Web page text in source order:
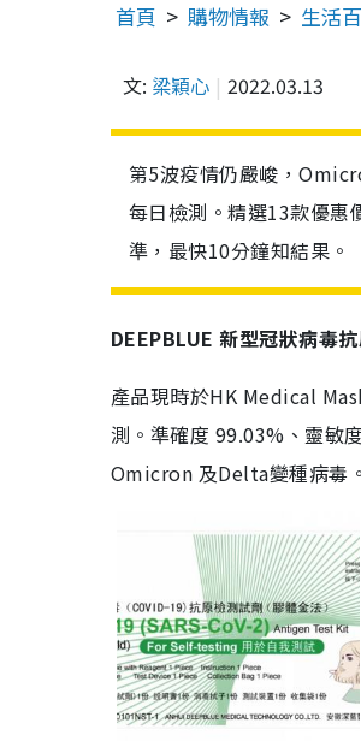
首頁 購物情報 生活
文: 梁穎心 2022.03.13
第5波疫情仍嚴峻，
每日檢測。精選13款優惠
準，最快10分鐘知結果。
DEEPBLUE 新型冠狀病毒
產品現時於HK Medical
測。準確度 99.03%、靈敏
Omicron 及Delta變種病毒